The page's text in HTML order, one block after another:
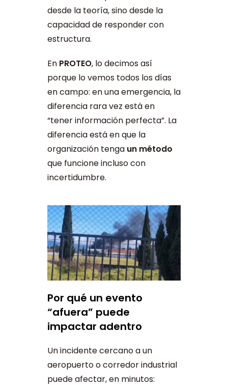
desde la teoría, sino desde la
capacidad de responder con
estructura.
En PROTEO, lo decimos así
porque lo vemos todos los días
en campo: en una emergencia, la
diferencia rara vez está en
“tener información perfecta”. La
diferencia está en que la
organización tenga un método
que funcione incluso con
incertidumbre.
Por qué un evento
“afuera” puede
impactar adentro
Un incidente cercano a un
aeropuerto o corredor industrial
puede afectar, en minutos: